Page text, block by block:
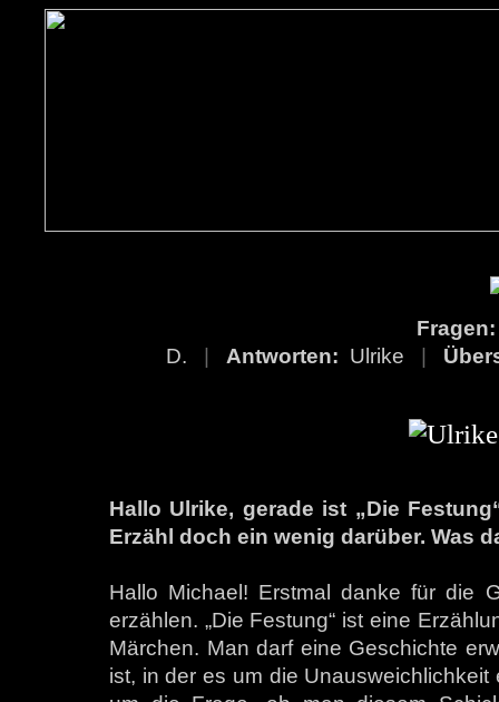
D.
Antworten: Ulrike
Hallo Ulrike, gerade ist „Die
Erzähl doch ein wenig darüber. Was
Hallo Michael! Erstmal danke für die
erzählen. „Die Festung“ ist eine
Märchen. Man darf eine Geschichte
ist, in der es um die